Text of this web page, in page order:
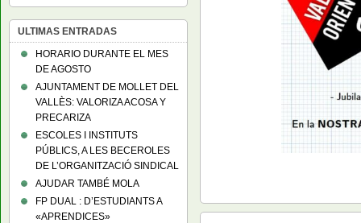
ULTIMAS ENTRADAS
HORARIO DURANTE EL MES
DE AGOSTO
AJUNTAMENT DE MOLLET DEL
VALLÈS: VALORIZA ACOSA Y
PRECARIZA
ESCOLES I INSTITUTS
PÚBLICS, A LES BECEROLES
DE L’ORGANITZACIÓ SINDICAL
AJUDAR TAMBÉ MOLA
FP DUAL : D’ESTUDIANTS A
«APRENDICES»